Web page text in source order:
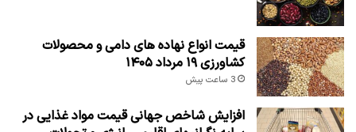
قیمت انواع نهاده های دامی و محصولات
کشاورزی ۱۹ مرداد ۱۴۰۵
3 ساعت پیش
افزایش شاخص جهانی قیمت مواد غذایی در